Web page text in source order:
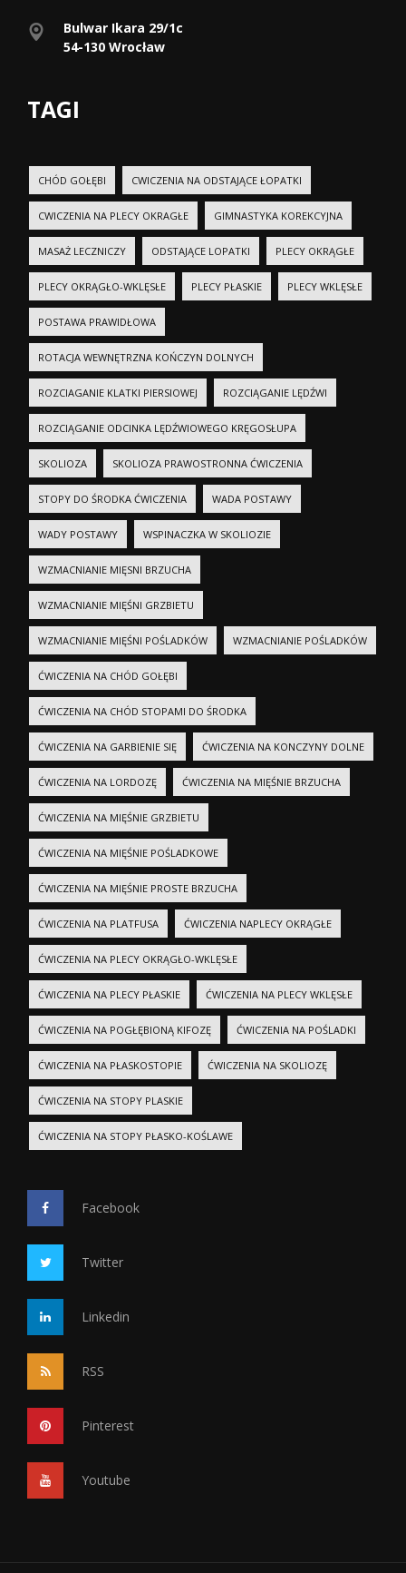
Bulwar Ikara 29/1c
54-130 Wrocław
TAGI
CHÓD GOŁĘBI CWICZENIA NA ODSTAJĄCE ŁOPATKI
CWICZENIA NA PLECY OKRAGŁE GIMNASTYKA KOREKCYJNA
MASAŻ LECZNICZY ODSTAJĄCE LOPATKI PLECY OKRĄGŁE
PLECY OKRĄGŁO-WKLĘSŁE PLECY PŁASKIE PLECY WKLĘSŁE
POSTAWA PRAWIDŁOWA
ROTACJA WEWNĘTRZNA KOŃCZYN DOLNYCH
ROZCIAGANIE KLATKI PIERSIOWEJ ROZCIĄGANIE LĘDŹWI
ROZCIĄGANIE ODCINKA LĘDŹWIOWEGO KRĘGOSŁUPA
SKOLIOZA SKOLIOZA PRAWOSTRONNA ĆWICZENIA
STOPY DO ŚRODKA ĆWICZENIA WADA POSTAWY
WADY POSTAWY WSPINACZKA W SKOLIOZIE
WZMACNIANIE MIĘSNI BRZUCHA
WZMACNIANIE MIĘŚNI GRZBIETU
WZMACNIANIE MIĘŚNI POŚLADKÓW WZMACNIANIE POŚLADKÓW
ĆWICZENIA NA CHÓD GOŁĘBI
ĆWICZENIA NA CHÓD STOPAMI DO ŚRODKA
ĆWICZENIA NA GARBIENIE SIĘ ĆWICZENIA NA KONCZYNY DOLNE
ĆWICZENIA NA LORDOZĘ ĆWICZENIA NA MIĘŚNIE BRZUCHA
ĆWICZENIA NA MIĘŚNIE GRZBIETU
ĆWICZENIA NA MIĘŚNIE POŚLADKOWE
ĆWICZENIA NA MIĘŚNIE PROSTE BRZUCHA
ĆWICZENIA NA PLATFUSA ĆWICZENIA NAPLECY OKRĄGŁE
ĆWICZENIA NA PLECY OKRĄGŁO-WKLĘSŁE
ĆWICZENIA NA PLECY PŁASKIE ĆWICZENIA NA PLECY WKLĘSŁE
ĆWICZENIA NA POGŁĘBIONĄ KIFOZĘ ĆWICZENIA NA POŚLADKI
ĆWICZENIA NA PŁASKOSTOPIE ĆWICZENIA NA SKOLIOZĘ
ĆWICZENIA NA STOPY PLASKIE
ĆWICZENIA NA STOPY PŁASKO-KOŚLAWE
Facebook
Twitter
Linkedin
RSS
Pinterest
Youtube